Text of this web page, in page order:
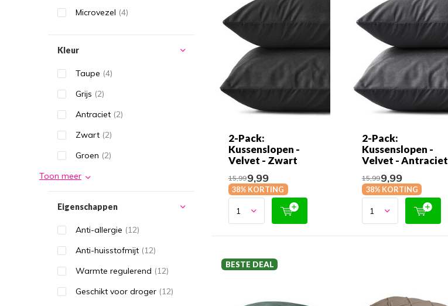
2-Pack:
Kussenslopen -
Velvet - Zwart
15,999,99
38% KORTING
2-Pack:
Kussenslopen -
Velvet - Antraciet
15,999,99
38% KORTING
BESTE DEAL
Microvezel (4)
Kleur
Taupe (4)
Grijs (2)
Antraciet (2)
Zwart (2)
Groen (2)
Toon meer
Eigenschappen
Anti-allergie (12)
Anti-huisstofmijt (12)
Warmte regulerend (12)
Geschikt voor droger (12)